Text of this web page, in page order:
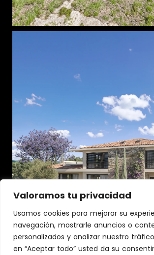
Valoramos tu privacidad
Usamos cookies para mejorar su
navegación, mostrarle anuncios o
personalizados y analizar nuestro
en “Aceptar todo” usted da su